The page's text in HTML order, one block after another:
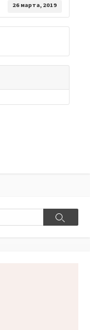
26 марта, 2019
Поиск